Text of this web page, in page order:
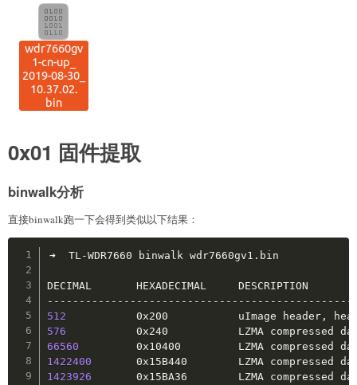
0x01 固件提取
binwalk分析
直接binwalk跑一下会得到类似以下结果：
➜  TL-WDR7660 binwalk wdr7660gv1.bin
DECIMAL       HEXADECIMAL     DESCRIPTION
512
0x200           uImage header,
576
0x240           LZMA compressed
66560
0x10400         LZMA compressed
1422400
0x15B440        LZMA compressed
1423926
0x15BA36        LZMA compressed